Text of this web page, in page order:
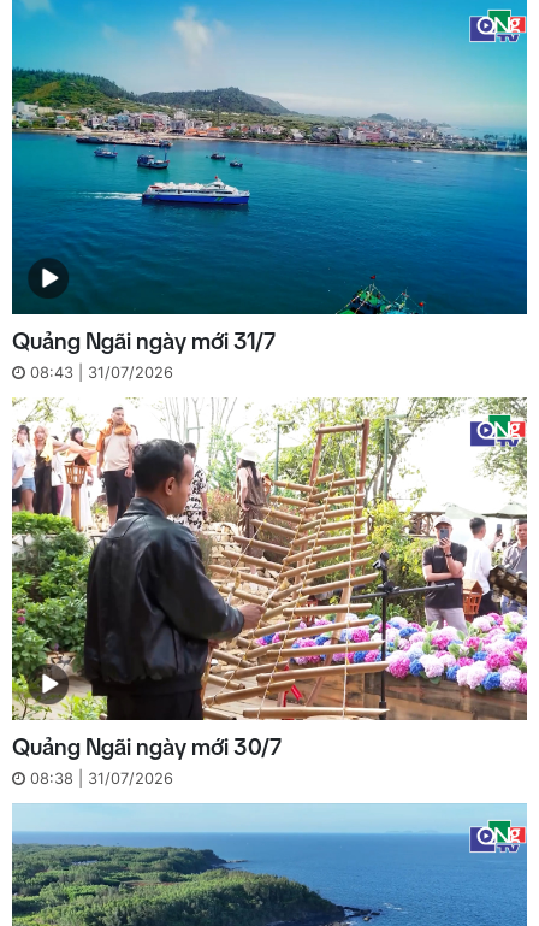
Quảng Ngãi ngày mới 31/7
08:43 | 31/07/2026
Quảng Ngãi ngày mới 30/7
08:38 | 31/07/2026